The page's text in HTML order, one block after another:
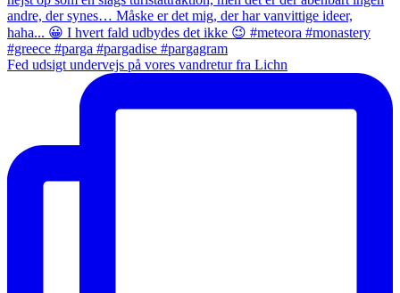
Fed udsigt undervejs på vores vandretur fra Lichn